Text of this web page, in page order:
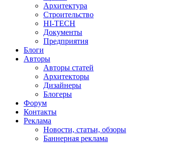
Архитектура
Строительство
HI-TECH
Документы
Предприятия
Блоги
Авторы
Авторы статей
Архитекторы
Дизайнеры
Блогеры
Форум
Контакты
Реклама
Новости, статьи, обзоры
Баннерная реклама